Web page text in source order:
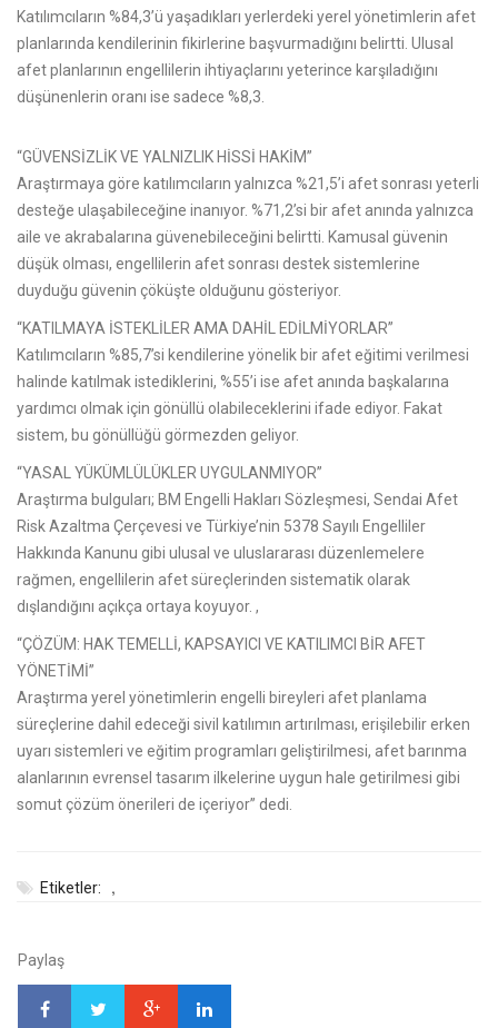
Katılımcıların %84,3’ü yaşadıkları yerlerdeki yerel yönetimlerin afet
planlarında kendilerinin fikirlerine başvurmadığını belirtti. Ulusal
afet planlarının engellilerin ihtiyaçlarını yeterince karşıladığını
düşünenlerin oranı ise sadece %8,3.
“GÜVENSİZLİK VE YALNIZLIK HİSSİ HAKİM”
Araştırmaya göre katılımcıların yalnızca %21,5’i afet sonrası yeterli
desteğe ulaşabileceğine inanıyor. %71,2’si bir afet anında yalnızca
aile ve akrabalarına güvenebileceğini belirtti. Kamusal güvenin
düşük olması, engellilerin afet sonrası destek sistemlerine
duyduğu güvenin çöküşte olduğunu gösteriyor.
“KATILMAYA İSTEKLİLER AMA DAHİL EDİLMİYORLAR”
Katılımcıların %85,7’si kendilerine yönelik bir afet eğitimi verilmesi
halinde katılmak istediklerini, %55’i ise afet anında başkalarına
yardımcı olmak için gönüllü olabileceklerini ifade ediyor. Fakat
sistem, bu gönüllüğü görmezden geliyor.
“YASAL YÜKÜMLÜLÜKLER UYGULANMIYOR”
Araştırma bulguları; BM Engelli Hakları Sözleşmesi, Sendai Afet
Risk Azaltma Çerçevesi ve Türkiye’nin 5378 Sayılı Engelliler
Hakkında Kanunu gibi ulusal ve uluslararası düzenlemelere
rağmen, engellilerin afet süreçlerinden sistematik olarak
dışlandığını açıkça ortaya koyuyor. ,
“ÇÖZÜM: HAK TEMELLİ, KAPSAYICI VE KATILIMCI BİR AFET
YÖNETİMİ”
Araştırma yerel yönetimlerin engelli bireyleri afet planlama
süreçlerine dahil edeceği sivil katılımın artırılması, erişilebilir erken
uyarı sistemleri ve eğitim programları geliştirilmesi, afet barınma
alanlarının evrensel tasarım ilkelerine uygun hale getirilmesi gibi
somut çözüm önerileri de içeriyor” dedi.
Etiketler: ,
Paylaş